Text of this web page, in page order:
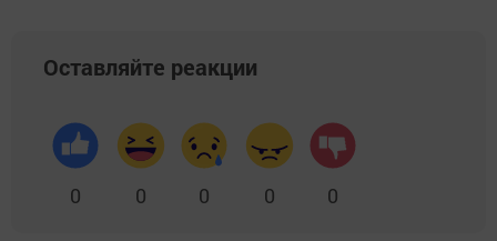
Оставляйте реакции
0 0 0 0 0